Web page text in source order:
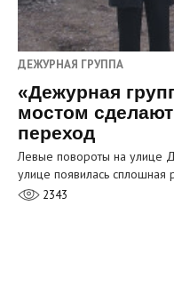
ДЕЖУРНАЯ ГРУППА
«Дежурная
мостом
переход
Левые повороты на улице
улице появилась
2343